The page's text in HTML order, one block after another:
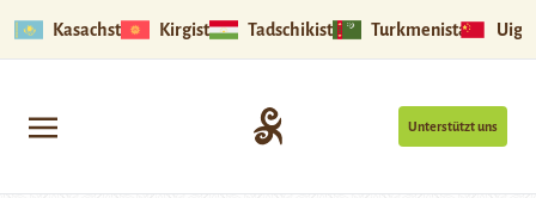
Kasachstan Kirgistan Tadschikistan Turkmenistan
Unterstützt uns